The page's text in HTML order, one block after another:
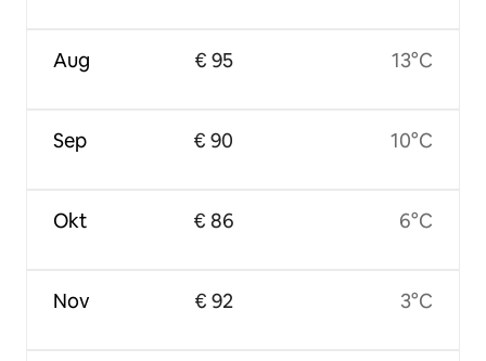
Aug
Sep
Okt
Nov
€ 95
€ 90
€ 86
€ 92
13°C
10°C
6°C
3°C